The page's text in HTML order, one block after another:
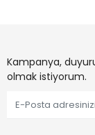
Kampanya,
olmak istiyorum.